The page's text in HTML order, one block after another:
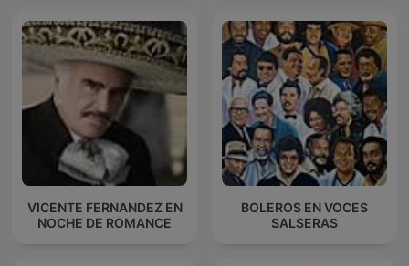
VICENTE FERNANDEZ EN
NOCHE DE ROMANCE
BOLEROS EN VOCES
SALSERAS